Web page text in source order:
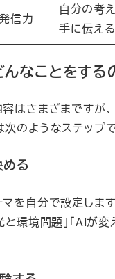
信力
自分の考
手に伝え
なことをする
はさまざまですが、
のようなステップで
る
を自分で設定します
と環境問題」「AIが